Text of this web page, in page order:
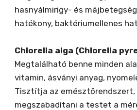
hasnyálmirigy- és
hatékony, baktériumellenes
Chlorella alga (Chlorella
Megtalálható benne minden
vitamin, ásványi anyag,
Tisztítja az emésztőrendszert,
megszabadítani a testet a